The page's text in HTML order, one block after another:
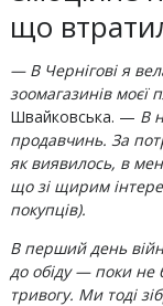
що
— В Чернігові я
зоомагазинів моєї
Швайковська. — В
продавчинь. За
як виявилось, в
що зі щирим
покупців).
В перший день
до обіду — поки не
тривогу. Ми тоді